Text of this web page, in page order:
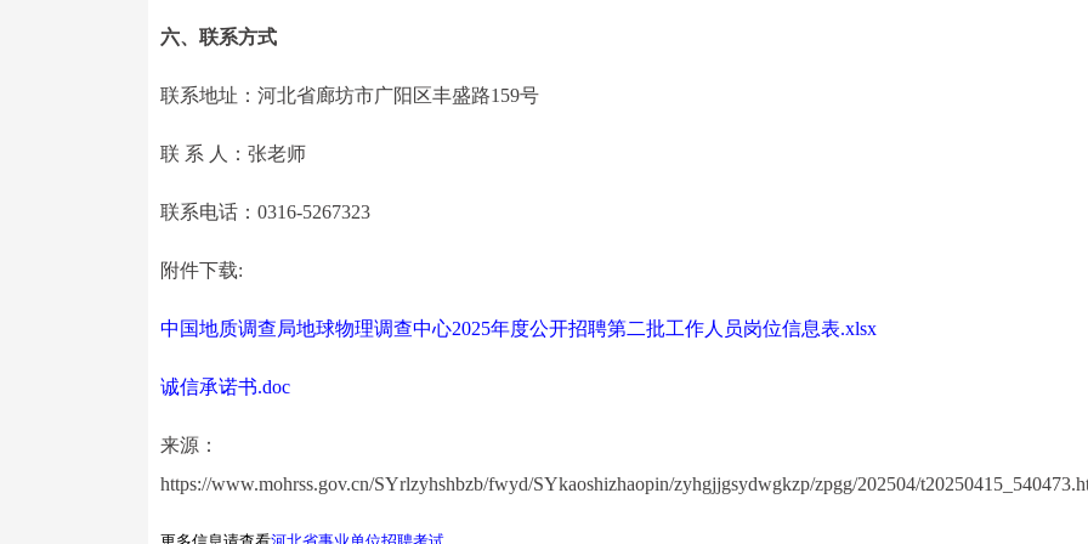
六、联系方式
联系地址：河北省廊坊市广阳区丰盛路159号
联 系 人：张老师
联系电话：0316-5267323
附件下载:
中国地质调查局地球物理调查中心2025年度公开招聘第二批工作人员岗位信息表.xlsx
诚信承诺书.doc
来源：
https://www.mohrss.gov.cn/SYrlzyhshbzb/fwyd/SYkaoshizhaopin/zyhgjjgsydwgkzp/zpgg/202504/